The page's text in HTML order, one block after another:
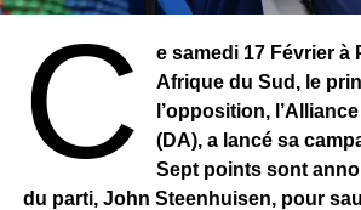
C
e samedi 17 Février à
Afrique du Sud, le
l’opposition,
(DA), a lancé sa
Sept points sont
du parti, John Steenhuisen, pour